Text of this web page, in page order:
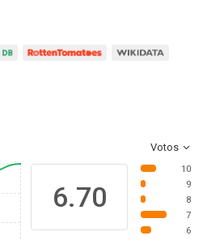
Votos
6.70
10
9
8
7
6